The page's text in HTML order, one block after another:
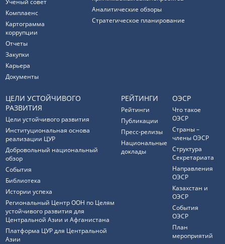
Ученый совет
Комплаенс
Картограмма
коррупции
Отчеты
Закупки
Карьера
Документы
Аналитические обзоры
Стратегическое планирование
ЦЕЛИ УСТОЙЧИВОГО
РАЗВИТИЯ
Цели устойчивого развития
Институциональная основа
реализации ЦУР
Добровольный национальный
обзор
События
Библиотека
Истории успеха
Региональный Центр ООН по Целям
устойчивого развития для
Центральной Азии и Афганистана
Платформа ЦУР для Центральной
Азии
РЕЙТИНГИ
Рейтинги
Публикации
Пресс-релизы
Национальные
доклады
ОЭСР
Что такое
ОЭСР
Страны –
члены ОЭСР
Структура
Секретариата
Направления
ОЭСР
Казахстан и
ОЭСР
События
ОЭСР
План
мероприятий